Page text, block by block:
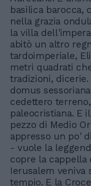
basilica barocca,
nella grazia
la villa
abitò un altro
tardoimperiale,
metri quadrati
tradizioni,
domus
cedettero
paleocristiana. E
pezzo di Medio
appresso un po'
- vuole la
copre la cappella
Ierusalem veniva
tempio. E la